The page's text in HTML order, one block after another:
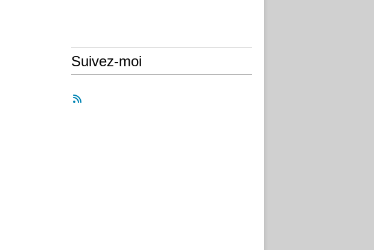
Suivez-moi